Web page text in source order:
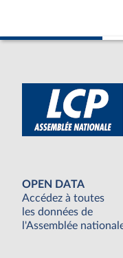
OPEN DATA
Accédez à toutes
les données de
l'Assemblée